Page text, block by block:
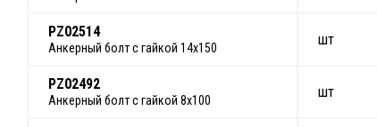
PZ02514
Анкерный болт с гайкой 14х150
шт
PZ02492
Анкерный болт с гайкой 8х100
шт